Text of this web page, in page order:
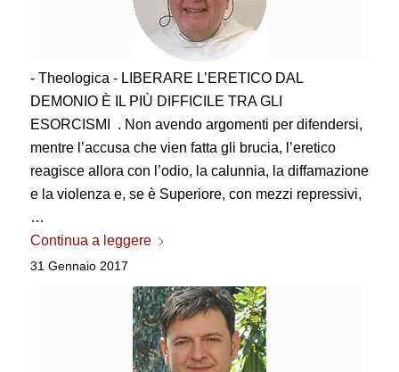
- Theologica - LIBERARE L’ERETICO DAL
DEMONIO È IL PIÙ DIFFICILE TRA GLI
ESORCISMI . Non avendo argomenti per difendersi,
mentre l’accusa che vien fatta gli brucia, l’eretico
reagisce allora con l’odio, la calunnia, la diffamazione
e la violenza e, se è Superiore, con mezzi repressivi,
…
Continua a leggere
31 Gennaio 2017